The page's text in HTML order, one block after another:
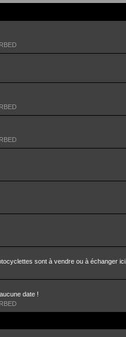
sont à vendre ou à échanger ici.
date !